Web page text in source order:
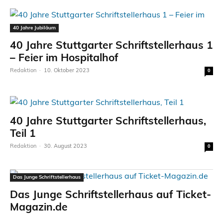
40 Jahre Jubiläum
40 Jahre Stuttgarter Schriftstellerhaus 1
– Feier im Hospitalhof
Redaktion - 10. Oktober 2023 0
40 Jahre Stuttgarter Schriftstellerhaus,
Teil 1
Redaktion - 30. August 2023 0
Das Junge Schriftstellerhaus
Das Junge Schriftstellerhaus auf Ticket-
Magazin.de